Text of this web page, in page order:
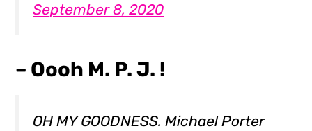
September 8, 2020
– Oooh M. P. J. !
OH MY GOODNESS. Michael Porter